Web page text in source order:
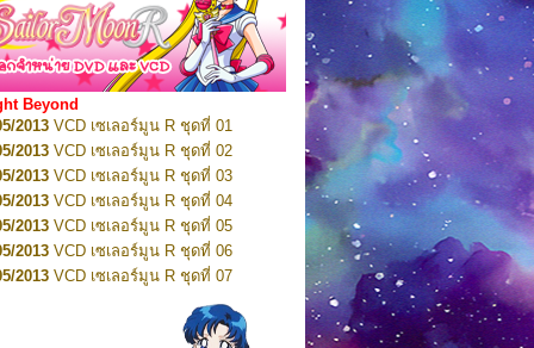
2012VCD เซเลอร์มูน ชุดที่ 11
2012VCD เซเลอร์มูน ชุดที่ 12
2012VCD เซเลอร์มูน ชุดที่ 13
2012VCD เซเลอร์มูน ชุดที่ 14
2012 VCD เซเลอร์มูน ชุดที่ 15
VCD เซเลอร์มูน ชุดที่ 16
VCD เซเลอร์มูน ชุดที่ 17
VCD เซเลอร์มูน ชุดที่ 18
VCD เซเลอร์มูน ชุดที่ 19
VCD เซเลอร์มูน ชุดที่ 20
VCD เซเลอร์มูน ชุดที่ 21
VCD เซเลอร์มูน ชุดที่ 22
VCD เซเลอร์มูน ชุดที่ 23
DVD เซเลอร์มูน ชุดที่ 01
Beyond
2013 VCD เซเลอร์มูน R ชุดที่ 01
2013 VCD เซเลอร์มูน R ชุดที่ 02
2013 VCD เซเลอร์มูน R ชุดที่ 03
2013 VCD เซเลอร์มูน R ชุดที่ 04
2013 VCD เซเลอร์มูน R ชุดที่ 05
2013 VCD เซเลอร์มูน R ชุดที่ 06
2013 VCD เซเลอร์มูน R ชุดที่ 07
VCD เซเลอร์มูน R ชุดที่ 08
VCD เซเลอร์มูน R ชุดที่ 09